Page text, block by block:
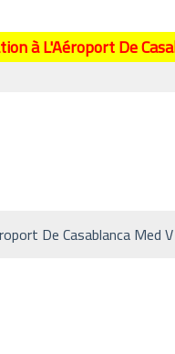
à L'Aéroport De
De Casablanca Med V